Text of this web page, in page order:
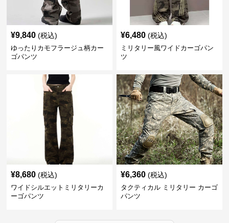
¥9,840 (税込)
ゆったりカモフラージュ柄カー
ゴパンツ
¥6,480 (税込)
ミリタリー風ワイドカーゴパン
ツ
¥8,680 (税込)
ワイドシルエットミリタリーカ
ーゴパンツ
¥6,360 (税込)
タクティカル ミリタリー カーゴ
パンツ